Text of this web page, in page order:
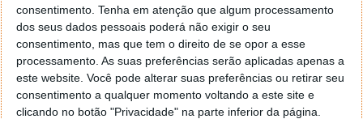
consentimento. Tenha em atenção que algum processamento
dos seus dados pessoais poderá não exigir o seu
consentimento, mas que tem o direito de se opor a esse
processamento. As suas preferências serão aplicadas apenas a
este website. Você pode alterar suas preferências ou retirar seu
consentimento a qualquer momento voltando a este site e
clicando no botão "Privacidade" na parte inferior da página.
A consequência prática é direta. As versões Windows
11 24H2 e superiores estão preparadas para
comunicações resistentes ao ataque quântico, à
medida que servidores e plataformas adotem os
novos protocolos. Já o Windows 10 ficou fora desta
atualização.